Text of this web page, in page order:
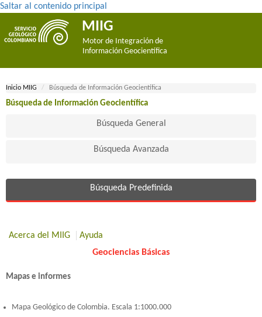
Saltar al contenido principal
MIIG
Motor de Integración de
Información Geocientífica
Inicio MIIG Búsqueda de Información Geocientífica
Búsqueda de Información Geocientífica
Búsqueda General
Búsqueda Avanzada
Búsqueda Predefinida
Acerca del MIIG
Ayuda
Geociencias Básicas
Mapas e informes
Mapa Geológico de Colombia. Escala 1:1000.000